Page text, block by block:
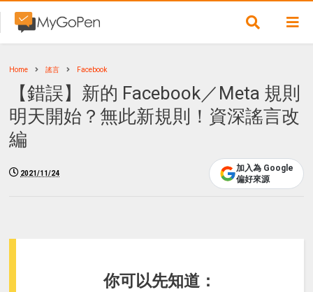
Home 謠言 Facebook
【錯誤】新的 Facebook／Meta 規則
明天開始？無此新規則！資深謠言改
編
2021/11/24
加入為 Google
偏好來源
你可以先知道：